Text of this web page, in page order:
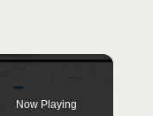
Now Playing